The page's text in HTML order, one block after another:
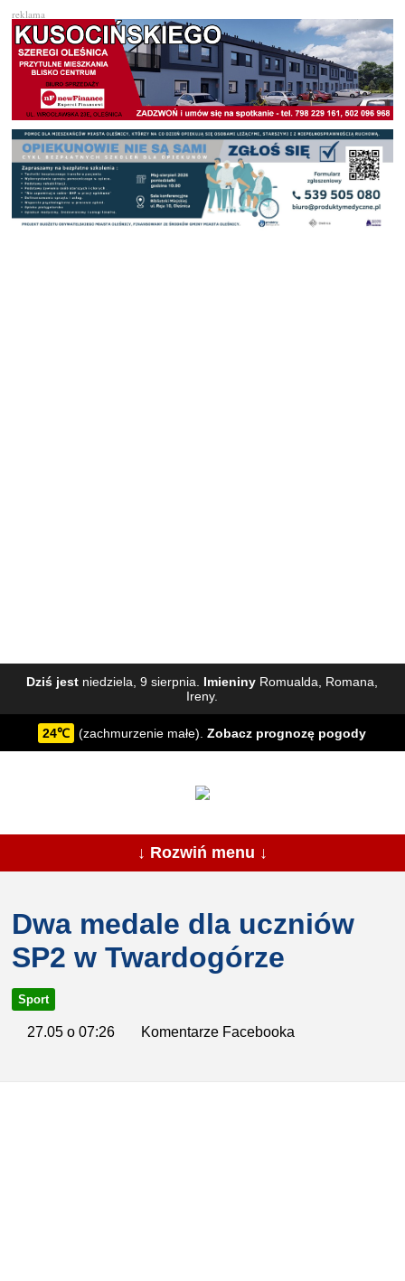
reklama
Dziś jest niedziela, 9 sierpnia. Imieniny Romualda, Romana,
Ireny.
24℃ (zachmurzenie małe).Zobacz prognozę pogody
↓ Rozwiń menu ↓
Dwa medale dla uczniów
SP2 w Twardogórze
Sport
27.05 o 07:26 Komentarze Facebooka